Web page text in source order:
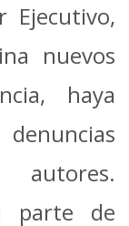
Ejecutivo,
nuevos
haya
parte de